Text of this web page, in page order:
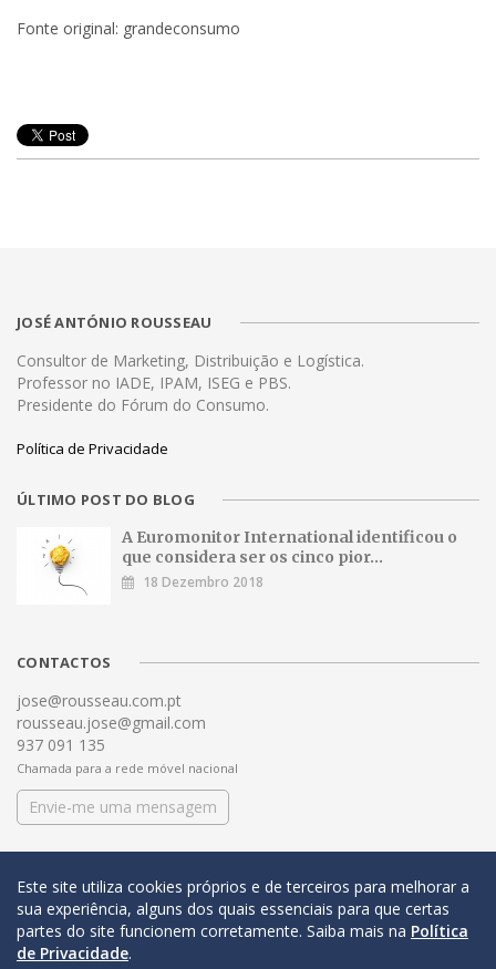
Fonte original: grandeconsumo
JOSÉ ANTÓNIO ROUSSEAU
Consultor de Marketing, Distribuição e Logística.
Professor no IADE, IPAM, ISEG e PBS.
Presidente do Fórum do Consumo.
Política de Privacidade
ÚLTIMO POST DO BLOG
A Euromonitor International identificou o
que considera ser os cinco pior...
18 Dezembro 2018
CONTACTOS
jose@rousseau.com.pt
rousseau.jose@gmail.com
937 091 135
Chamada para a rede móvel nacional
Envie-me uma mensagem
© COPYRIGHT 2016 José António Rousseau
Este site utiliza cookies próprios e de terceiros para melhorar a
sua experiência, alguns dos quais essenciais para que certas
partes do site funcionem corretamente. Saiba mais na Política
de Privacidade.